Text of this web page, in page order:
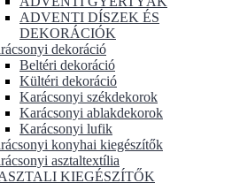
ADVENTI DÍSZEK ÉS
DEKORÁCIÓK
dekoráció
Beltéri dekoráció
Kültéri dekoráció
Karácsonyi székdekorok
Karácsonyi ablakdekorok
Karácsonyi lufik
konyhai kiegészítők
asztaltextília
KIEGÉSZÍTŐK